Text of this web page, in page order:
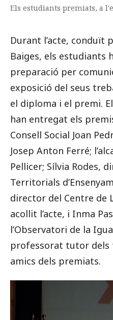
Els estudiants premiats, a
Durant l’acte, conduït
Baiges, els estudiants
preparació per
exposició del seus
el diploma i el premi.
han entregat els
Consell Social Joan
Josep Anton Ferré;
Pellicer; Sílvia Rodes,
Territorials
director del Centre de
acollit l’acte, i Inma
l’Observatori de la
professorat tutor
amics dels premiats.